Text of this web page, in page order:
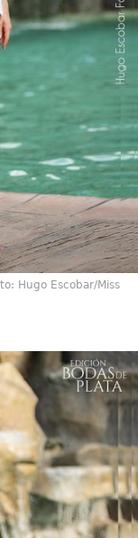
Hugo Escobar/Miss